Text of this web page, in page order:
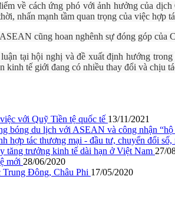
về cách ứng phó với ảnh hưởng của
nhấn mạnh tầm quan trọng của việc hợp
cũng hoan nghênh sự đóng góp
tại hội nghị và đề xuất định hướng
kinh tế giới đang có nhiều thay đổi và chịu
với Quỹ Tiền tệ quốc tế 13/11/2021
bóng du lịch với ASEAN và công nhận “hộ
hợp tác thương mại - đầu tư, chuyển đổi số,
tăng trưởng kinh tế dài hạn ở Việt Nam 27/
mới 28/06/2020
Trung Đông, Châu Phi 17/05/2020